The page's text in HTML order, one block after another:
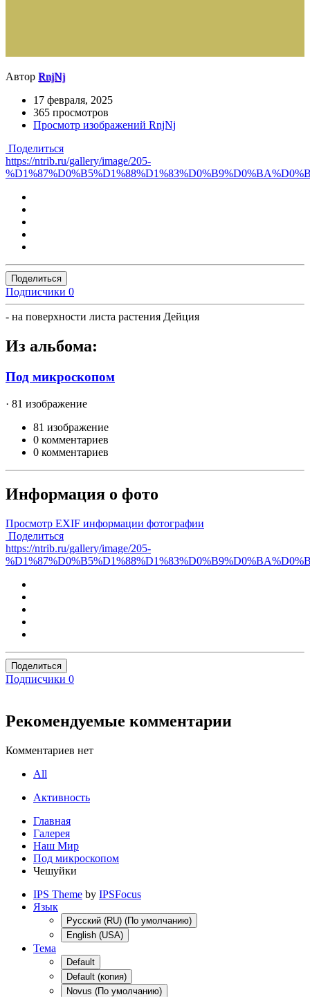
Автор RnjNj
17 февраля, 2025
365 просмотров
Просмотр изображений RnjNj
Поделиться
https://ntrib.ru/gallery/image/205-
Поделиться
Подписчики 0
- на поверхности листа растения Дейция
Из альбома:
Под микроскопом
· 81 изображение
81 изображение
0 комментариев
0 комментариев
Информация о фото
Просмотр EXIF информации фотографии
Поделиться
https://ntrib.ru/gallery/image/205-
Поделиться
Подписчики 0
Рекомендуемые комментарии
Комментариев нет
All
Активность
Главная
Галерея
Наш Мир
Под микроскопом
Чешуйки
IPS Theme by IPSFocus
Язык
Русский (RU) (По умолчанию)
English (USA)
Тема
Default
Default (копия)
Novus (По умолчанию)